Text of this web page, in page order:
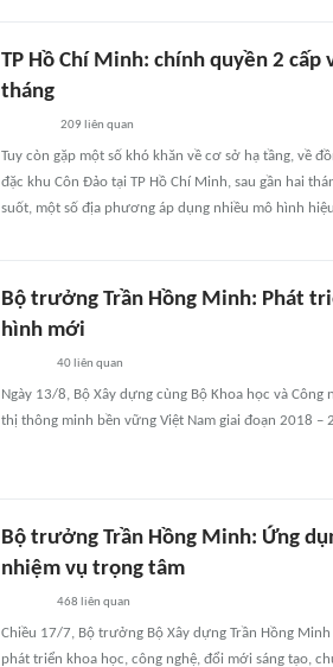
TP Hồ Chí Minh: chính quyền 2 cấp
tháng
209 liên quan
Tuy còn gặp một số khó khăn về cơ sở hạ tầng, về
đặc khu Côn Đảo tại TP Hồ Chí Minh, sau gần hai
suốt, một số địa phương áp dụng nhiều mô hình
Bộ trưởng Trần Hồng Minh: Phát
hình mới
40liên quan
Ngày 13/8, Bộ Xây dựng cùng Bộ Khoa học và
thị thông minh bền vững Việt Nam giai đoạn 2018
Bộ trưởng Trần Hồng Minh: Ứng
nhiệm vụ trọng tâm
468 liên quan
Chiều 17/7, Bộ trưởng Bộ Xây dựng Trần Hồng
phát triển khoa học, công nghệ, đổi mới sáng tạo,